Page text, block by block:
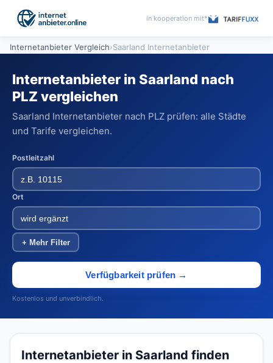
in kooperation mit*
Internetanbieter Vergleich›Saarland Internetanbieter
Internetanbieter in Saarland nach
PLZ vergleichen
Saarland Internetanbieter nach PLZ prüfen: alle Städte
und Tarife vergleichen.
Postleitzahl
Ort
+ Mehr Filter
Verfügbarkeit prüfen →
Kostenlos und unverbindlich.
Internetanbieter in Saarland finden